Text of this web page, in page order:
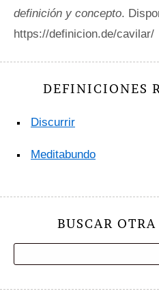
definición y concepto.
https://definicion.de/cavilar/
DEFINICIONES
Discurrir
Meditabundo
BUSCAR